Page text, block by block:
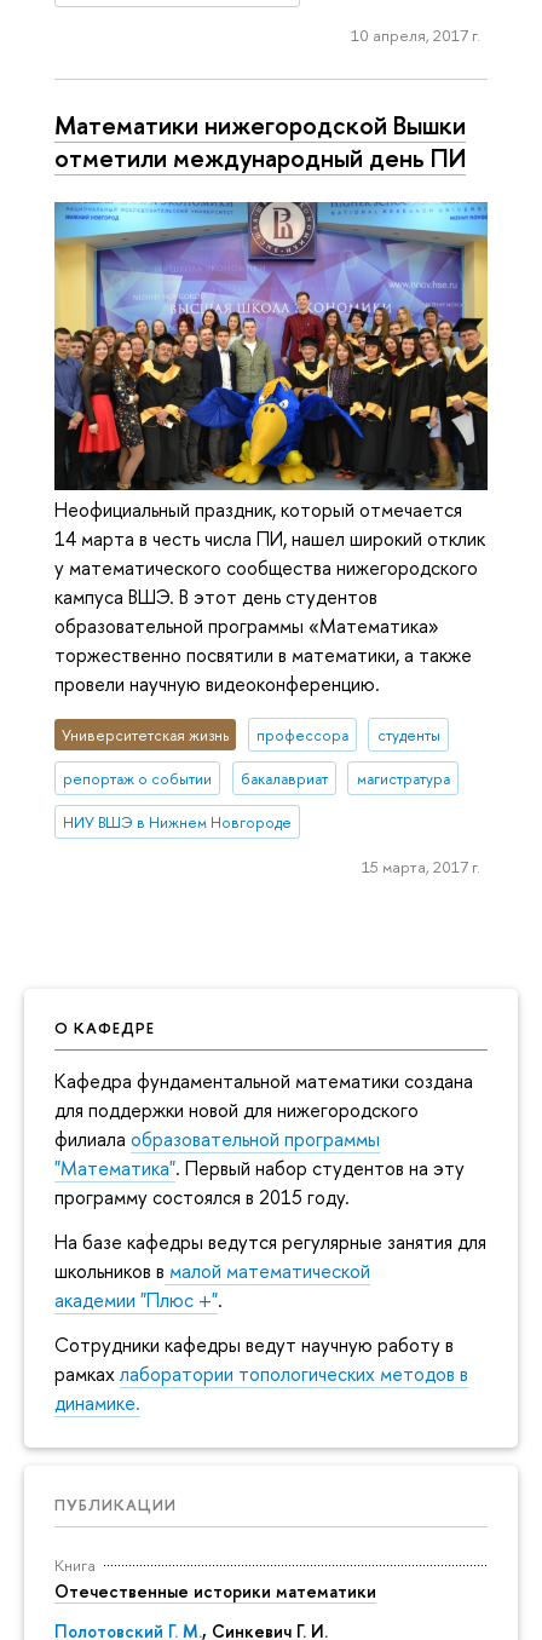
О КАФЕДРЕ
Кафедра фундаментальной математики создана
для поддержки новой для нижегородского
филиала образовательной программы
"Математика". Первый набор студентов на эту
программу состоялся в 2015 году.
На базе кафедры ведутся регулярные занятия для
школьников в малой математической
академии "Плюс +".
Сотрудники кафедры ведут научную работу в
рамкахлаборатории топологических методов в
динамике.
ПУБЛИКАЦИИ
Книга
Отечественные историки математики
Полотовский Г. М., Синкевич Г. И.
10 апреля, 2017 г.
Математики нижегородской Вышки
отметили международный день ПИ
Неофициальный праздник, который отмечается
14 марта в честь числа ПИ, нашел широкий отклик
у математического сообщества нижегородского
кампуса ВШЭ. В этот день студентов
образовательной программы «Математика»
торжественно посвятили в математики, а также
провели научную видеоконференцию.
Университетская жизнь профессора студенты
репортаж о событии бакалавриат магистратура
НИУ ВШЭ в Нижнем Новгороде
15 марта, 2017 г.